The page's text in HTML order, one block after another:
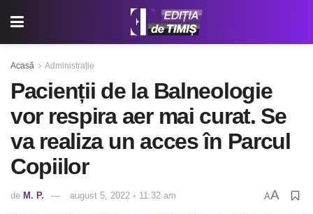
Acasă Administrație
Pacienții de la Balneologie
vor respira aer mai curat. Se
va realiza un acces în Parcul
Copiilor
de M. P. august 5, 2022 ◦ 11:32 am AA